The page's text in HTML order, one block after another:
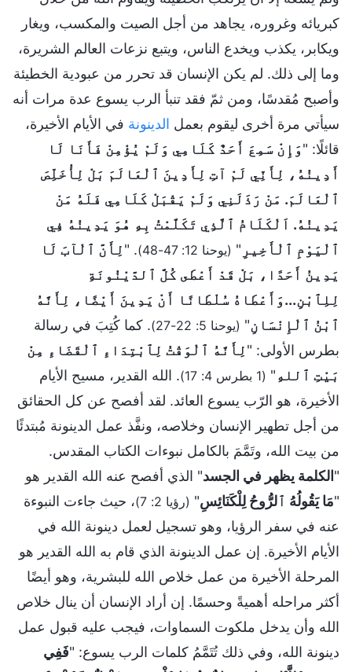
كبريائه وغروره، يجاهد من أجل الصيت والمكسب، ويغار
ويكابر، يكذب ويخدع الناس، ويتبع نزعات العالم الشريرة،
وما إلى ذلك. لم يكن الإنسان قد تحرر من عبودية الخطيئة
وأصبح مُقدسًا، ومن ثمّ فقد تنبأ الرب يسوع عدة مرات أنه
سيأتي مرة أخرى ليقوم بعمل الدينونة في الأيام الأخيرة،
قائلًا: "وَإِنْ سَمِعَ أَحَدٌ كَلَامِي وَلَمْ يُؤْمِنْ فَأَنَا لَا
أَدِينُهُ، لِأَنِّي لَمْ آتِ لِأَدِينَ ٱلْعَالَمَ بَلْ لِأُخَلِّصَ
ٱلْعَالَمَ. مَنْ رَذَلَنِي وَلَمْ يَقْبَلْ كَلَامِي فَلَهُ مَنْ
يَدِينُهُ. اَلْكَلَامُ ٱلَّذِي تَكَلَّمْتُ بِهِ هُوَ يَدِينُهُ فِي
ٱلْيَوْمِ ٱلْأَخِيرِ " (يوحنا 12: 47-48) . "لِأَنَّ ٱلْآبَ لَا
يَدِينُ أَحَدًا، بَلْ قَدْ أَعْطَى كُلَّ ٱلدَّيْنُونَةِ
لِلِٱبْنِ...وَأَعْطَاهُ سُلْطَانًا أَنْ يَدِينَ أَيْضًا، لِأَنَّهُ
ٱبْنُ ٱلْإِنْسَانِ" (يوحنا 5: 22-27)
. كما كُتِبَ في رسالة
بطرس الأولى: "لِأَنَّهُ ٱلْوَقْتُ لِٱبْتِدَاءِ ٱلْقَضَاءِ مِنْ
بَيْتِ ٱللهِ" (1 بطرس 4: 17)
. الله القدير، مسيح الأيام
الأخيرة، هو الرّب يسوع العائد. لقد أفصح عن كل الحقائق
من أجل تطهير الإنسان وخلاصه، ونفَّذ عمل الدينونة مُبتدئًا
من بيت الله، وتَمَّمَ بالكامل نبوءات الكتاب المقدس.
"الكلمة يظهر في الجسد" الذي أفصح عنه الله القدير هو
"مَا يَقُولُهُ ٱلرُّوحُ لِلْكَنَائِسِ" (رؤيا 2: 7)
، حيث جاءت النبوءة
عنه في سفر الرؤيا، وهو تسجيل لعمل دينونة الله في
الأيام الأخيرة. إن عمل الدينونة الذي قام به الله القدير هو
المرحلة الأخيرة من عمل خلاص الله للبشرية، وهو أيضًا
أكثر مراحله أهميةً وحسمًا. إن أراد الإنسان أن ينال خلاص
الله وأن يدخل ملكوت السماوات، فيجب عليه قبول عمل
دينونة الله، وفي ذلك تُتَمَّمُ كلمات الرب يسوع: "فَفِي